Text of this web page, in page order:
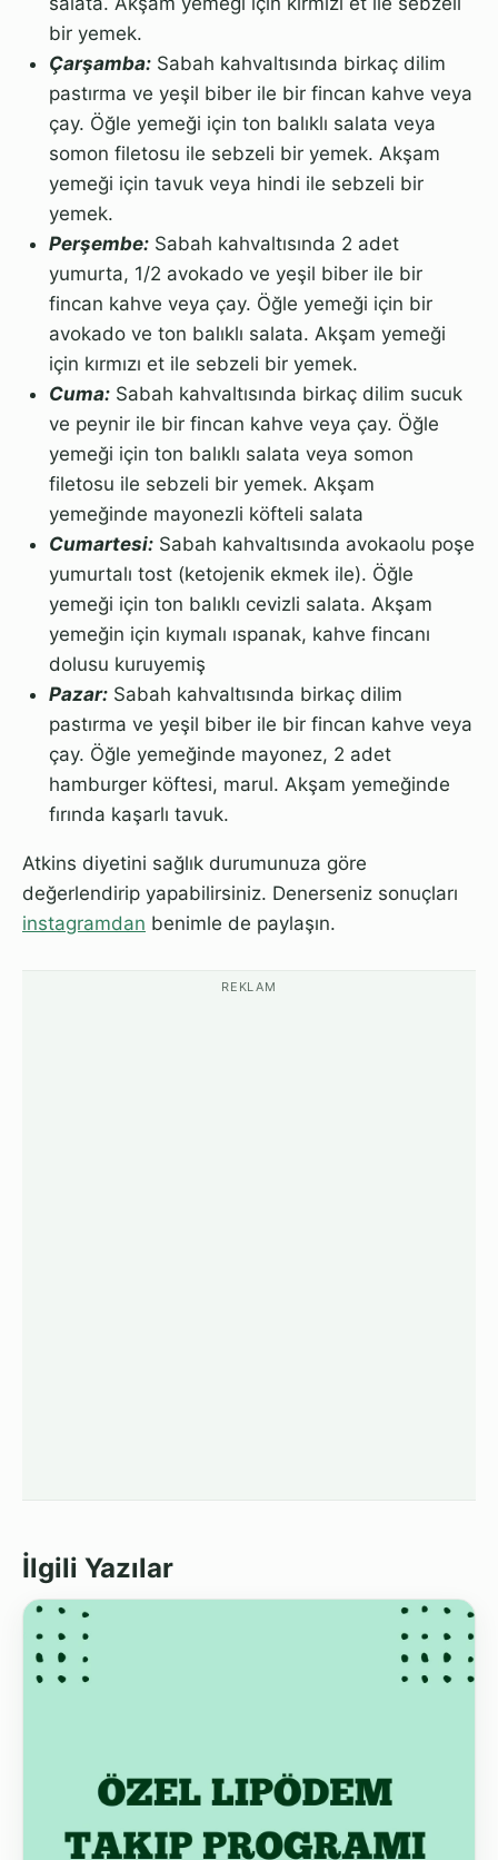
bir yemek.
Çarşamba: Sabah kahvaltısında birkaç dilim
pastırma ve yeşil biber ile bir fincan kahve veya
çay. Öğle yemeği için ton balıklı salata veya
somon filetosu ile sebzeli bir yemek. Akşam
yemeği için tavuk veya hindi ile sebzeli bir
yemek.
Perşembe: Sabah kahvaltısında 2 adet
yumurta, 1/2 avokado ve yeşil biber ile bir
fincan kahve veya çay. Öğle yemeği için bir
avokado ve ton balıklı salata. Akşam yemeği
için kırmızı et ile sebzeli bir yemek.
Cuma: Sabah kahvaltısında birkaç dilim sucuk
ve peynir ile bir fincan kahve veya çay. Öğle
yemeği için ton balıklı salata veya somon
filetosu ile sebzeli bir yemek. Akşam
yemeğinde mayonezli köfteli salata
Cumartesi: Sabah kahvaltısında avokaolu poşe
yumurtalı tost (ketojenik ekmek ile). Öğle
yemeği için ton balıklı cevizli salata. Akşam
yemeğin için kıymalı ıspanak, kahve fincanı
dolusu kuruyemiş
Pazar: Sabah kahvaltısında birkaç dilim
pastırma ve yeşil biber ile bir fincan kahve veya
çay. Öğle yemeğinde mayonez, 2 adet
hamburger köftesi, marul. Akşam yemeğinde
fırında kaşarlı tavuk.
Atkins diyetini sağlık durumunuza göre
değerlendirip yapabilirsiniz. Denerseniz sonuçları
instagramdan benimle de paylaşın.
REKLAM
İlgili Yazılar